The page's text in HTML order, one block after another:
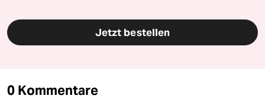
Jetzt bestellen
0 Kommentare